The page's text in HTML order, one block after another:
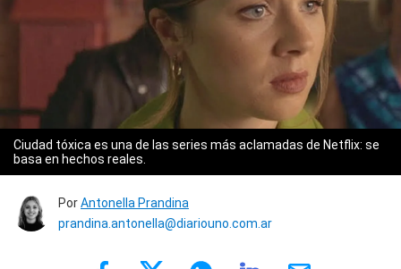
Ciudad tóxica es una de las series más aclamadas de Netflix: se
basa en hechos reales.
PorAntonella Prandina
prandina.antonella@diariouno.com.ar